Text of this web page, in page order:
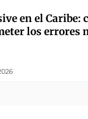
en el Caribe:
los errores